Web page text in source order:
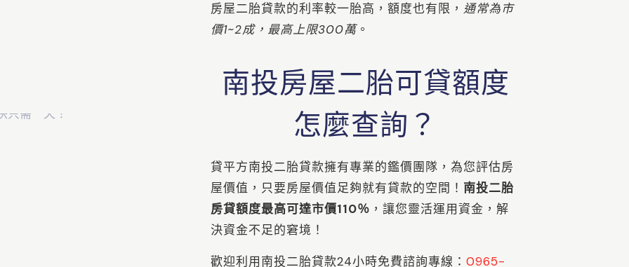
房屋二胎貸款的利率較一胎高，額度也有限， 通常為市
價1~2成，最高上限300萬。
南投房屋二胎可貸額度
怎麼查詢？
貸平方南投二胎貸款擁有專業的鑑價團隊，為您評估房
屋價值，只要房屋價值足夠就有貸款的空間！ 南投二胎
房貸額度最高可達市價110％ ，讓您靈活運用資金，解
決資金不足的窘境！
歡迎利用南投二胎貸款24小時免費諮詢專線： 0965-